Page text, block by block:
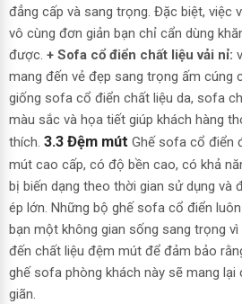
đẳng cấp và sang trọng. Đặc biệt, việc
vô cùng đơn giản bạn chỉ cẩn dùng
được. + Sofa cổ điển chất liệu vải nỉ:
mang đến vẻ đẹp sang trọng ấm cúng
giống sofa cổ điển chất liệu da, sofa
màu sắc và họa tiết giúp khách hàng
thích. 3.3 Đệm mút Ghế sofa cổ điển
mút cao cấp, có độ bền cao, có khả
bị biến dạng theo thời gian sử dụng và
ép lớn. Những bộ ghế sofa cổ điển
bạn một không gian sống sang trọng
đến chất liệu đệm mút để đảm bảo
ghế sofa phòng khách này sẽ mang
giãn.